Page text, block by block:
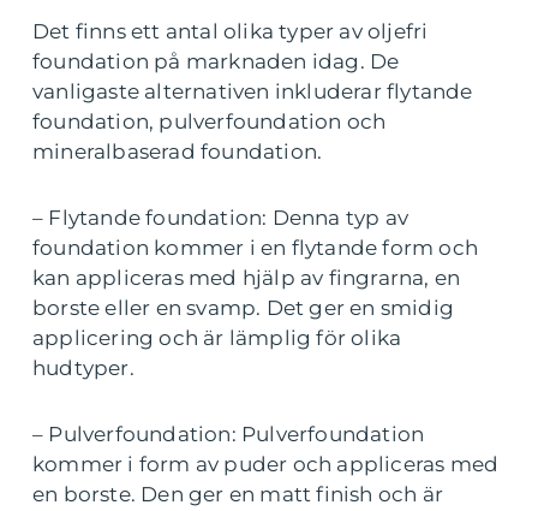
Det finns ett antal olika typer av oljefri
foundation på marknaden idag. De
vanligaste alternativen inkluderar flytande
foundation, pulverfoundation och
mineralbaserad foundation.
– Flytande foundation: Denna typ av
foundation kommer i en flytande form och
kan appliceras med hjälp av fingrarna, en
borste eller en svamp. Det ger en smidig
applicering och är lämplig för olika
hudtyper.
– Pulverfoundation: Pulverfoundation
kommer i form av puder och appliceras med
en borste. Den ger en matt finish och är